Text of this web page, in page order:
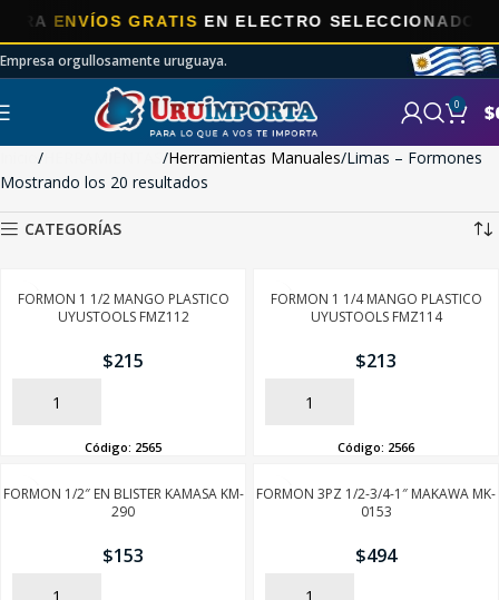
ENVÍOS GRATISEN ELECTRO SELECCIONADOS!
Empresa orgullosamente uruguaya.
0 $
Herramientas Manuales Limas – Formones
Mostrando los 20 resultados
CATEGORÍAS
FORMON 1 1/2 MANGO PLASTICO
UYUSTOOLS FMZ112
$215
AÑADIR
Código: 2565
FORMON 1 1/4 MANGO PLASTICO
UYUSTOOLS FMZ114
$213
AÑADIR
Código: 2566
FORMON 1/2″ EN BLISTER KAMASA KM-
290
$153
AÑADIR
FORMON 3PZ 1/2-3/4-1″ MAKAWA MK-
0153
$494
AÑADIR